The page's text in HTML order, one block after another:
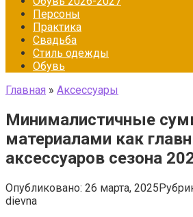
Персоны
Практика
Свадьба
Стиль одежды
Обувь
Главная » Аксессуары
Минималистичные
материалами как
аксессуаров сезона
Опубликовано: 26 марта, 2025
dievna